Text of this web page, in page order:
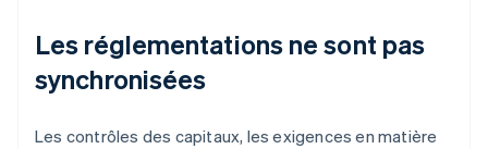
Les réglementations ne sont pas
synchronisées
Les contrôles des capitaux, les exigences en matière